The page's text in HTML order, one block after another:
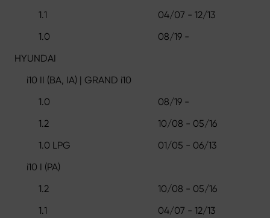
1.1
04/07 - 12/13
1.0
08/19 -
HYUNDAI
i10 II (BA, IA) | GRAND i10
1.0
08/19 -
1.2
10/08 - 05/16
1.0 LPG
01/05 - 06/13
i10 I (PA)
1.2
10/08 - 05/16
1.1
04/07 - 12/13